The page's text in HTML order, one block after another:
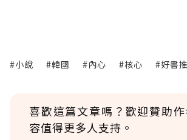
#小說 #韓國 #內心 #核心 #好書
喜歡這篇文章嗎？歡迎贊助
容值得更多人支持。